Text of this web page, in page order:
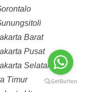
Barat
Pusat
Selatan
Timur